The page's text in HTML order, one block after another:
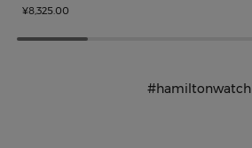
¥8,325.00
#hamiltonwatch